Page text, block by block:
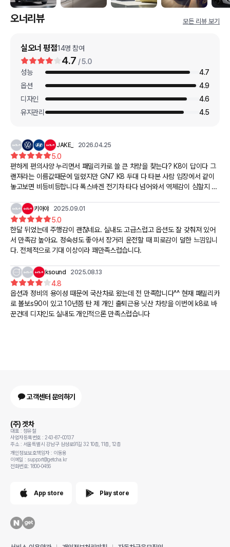
오너리뷰 모든 리뷰 보기
실오너 평점14명 참여
4.7 / 5.0
성능
4.7
옵션
4.9
디자인
4.6
유지관리
4.5
JAKE_ 2026.04.25
5.0
편하게 편의사양 누리면서 패밀리카로 쓸 큰 차량을 찾는다? K8이 답이다 그
랜져라는 이름값때문에 밀렸지만 GN7 K8 두대 다 타본 사람 입장에서 같이
놓고보면 비등비등합니다 폭스바겐 전기차 타다 넘어와서 역체감이 심할지 모
우좋군요키아야 2025.09.01
5.0
한달 뒤었는데 주행감이 괜찮네요. 실내도 고급스럽고 옵션도 잘 갖춰져 있어
서 만족감 높아요. 정숙성도 좋아서 장거리 운전할 때 피로감이 덜한 느낌입니
다. 전체적으로 기대 이상이라 꽤만족스럽습니다.
ksound 2025.08.13
4.8
옵션과 정비의 용이성 때문에 국산차로 왔는데 전 만족합니다^^ 현재 패밀리카
로 볼보s90이 있고 10년쯤 탄 제 개인 출퇴근용 닛산 차량을 이번에 k8로 바
꾼건데 디쟈인도 실내도 개인적으론 만족스럽습니다
고객센터 문의하기
(주) 겟차
대표 : 정유철
사업자등록번호 : 243-87-00137
주소 : 서울특별시 강남구 삼성로91길 32 10층, 11층, 12층
개인정보보호책임자 : 이동용
이메일 : support@getcha.kr
전화번호: 1800-0456
App store Play store